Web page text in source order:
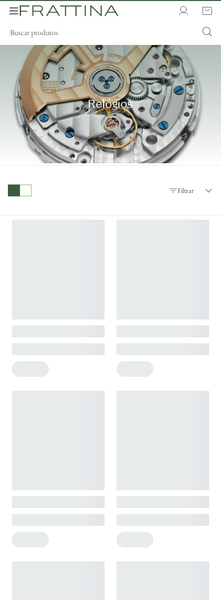
Relógios
Filtrar